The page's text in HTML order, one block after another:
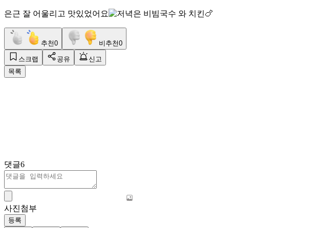
은근 잘 어울리고 맛있었어요
추천0 비추천0
스크랩 공유
신고
목록
댓글6
사진첨부
등록